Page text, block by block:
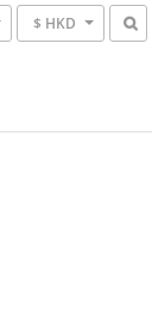
$ HKD